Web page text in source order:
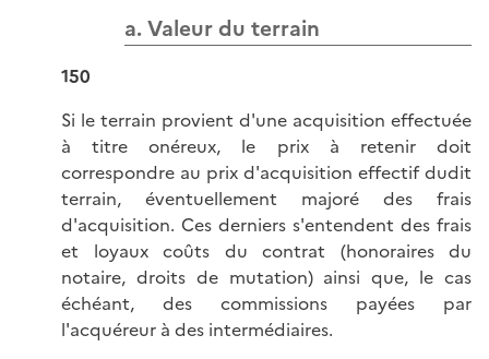
a. Valeur du terrain
150
Si le terrain provient d'une acquisition effectuée
à titre onéreux, le prix à retenir doit
correspondre au prix d'acquisition effectif dudit
terrain, éventuellement majoré des frais
d'acquisition. Ces derniers s'entendent des frais
et loyaux coûts du contrat (honoraires du
notaire, droits de mutation) ainsi que, le cas
échéant, des commissions payées par
l'acquéreur à des intermédiaires.